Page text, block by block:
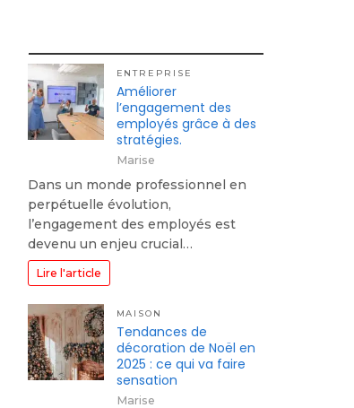
ENTREPRISE
Améliorer
l’engagement des
employés grâce à des
stratégies.
Marise
Dans un monde professionnel en
perpétuelle évolution,
l’engagement des employés est
devenu un enjeu crucial…
Lire l'article
MAISON
Tendances de
décoration de Noël en
2025 : ce qui va faire
sensation
Marise